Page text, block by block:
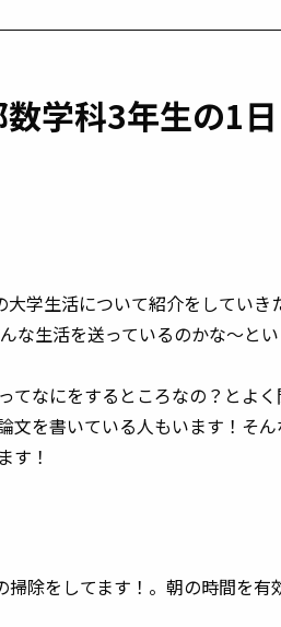
学科3年生の1日
学生活について紹介をしてい
な生活を送っているのかな～と
てなにをするところなの？とよ
を書いている人もいます！そ
す！
除をしてます！。朝の時間を